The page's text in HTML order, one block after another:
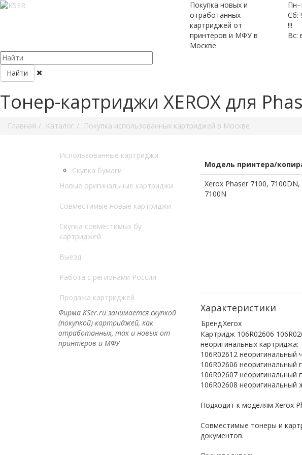
Покупка новых и
отработанных
картриджей от
принтеров и МФУ в
Москве
Сб:
!!!
Вс:
Найти
Тонер-картриджи XEROX для
Главная Каталог Покупка использованных картриджей в Москве
Использованные картриджи
Скупка бумаги
Новые оригинальные картриджи
Совместимые новые картриджи
Скупка совместимых бу
картриджей
Выезд
Работа с регионами России
Продажа картриджей
Фирма KSer.ru занимается скупкой
(покупкой) картриджей, как
отработанных, так и новых от
принтеров и МФУ
Модель принтера/
Xerox Phaser 7100, 7100DN,
7100N
Характеристики
БрендXerox
Картридж 106R02606
неоригинальных картриджа:
106R02612 неоригинальный
106R02606 неоригинальный
106R02607 неоригинальный
106R02608 неоригинальный
Подходит к моделям Xerox
Совместимые тонеры и
документов.